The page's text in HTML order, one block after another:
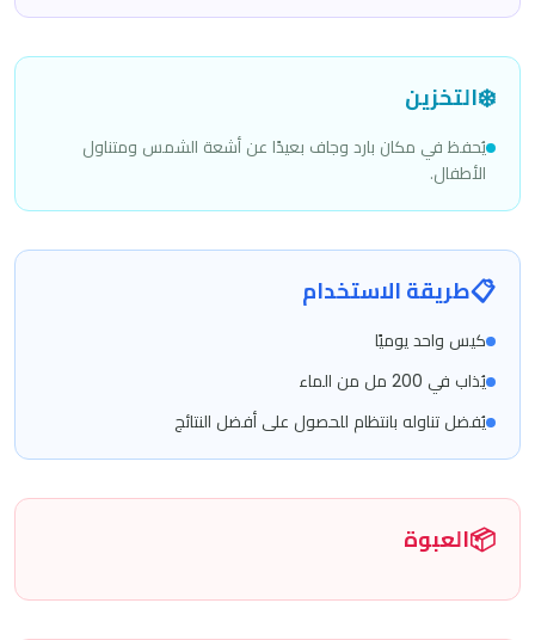
❄️التخزين
يُحفظ في مكان بارد وجاف بعيدًا عن أشعة الشمس ومتناول
الأطفال.
📋طريقة الاستخدام
كيس واحد يوميًا
يُذاب في 200 مل من الماء
يُفضل تناوله بانتظام للحصول على أفضل النتائج
📦العبوة